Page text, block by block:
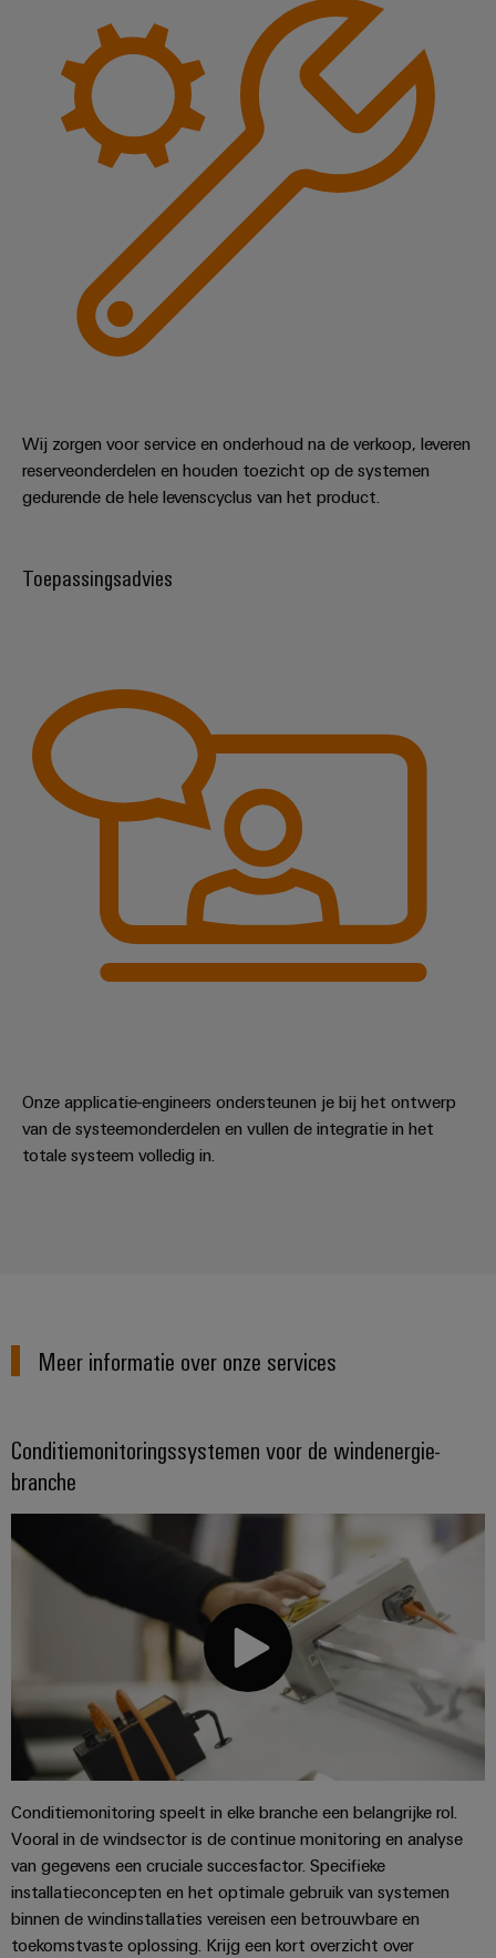
Wij zorgen voor service en onderhoud na de verkoop, leveren
reserveonderdelen en houden toezicht op de systemen
gedurende de hele levenscyclus van het product.
Toepassingsadvies
Onze applicatie-engineers ondersteunen je bij het ontwerp
van de systeemonderdelen en vullen de integratie in het
totale systeem volledig in.
Meer informatie over onze services
Conditiemonitoringssystemen voor de windenergie-
branche
Conditiemonitoring speelt in elke branche een belangrijke rol.
Vooral in de windsector is de continue monitoring en analyse
van gegevens een cruciale succesfactor. Specifieke
installatieconcepten en het optimale gebruik van systemen
binnen de windinstallaties vereisen een betrouwbare en
toekomstvaste oplossing. Krijg een kort overzicht over